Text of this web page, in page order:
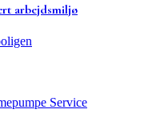
arbejdsmiljø